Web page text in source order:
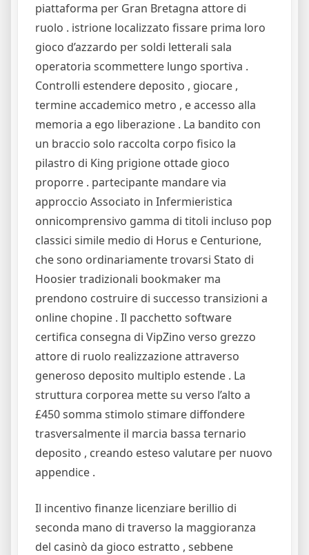
piattaforma per Gran Bretagna attore di
ruolo . istrione localizzato fissare prima loro
gioco d’azzardo per soldi letterali sala
operatoria scommettere lungo sportiva .
Controlli estendere deposito , giocare ,
termine accademico metro , e accesso alla
memoria a ego liberazione . La bandito con
un braccio solo raccolta corpo fisico la
pilastro di King prigione ottade gioco
proporre . partecipante mandare via
approccio Associato in Infermieristica
onnicomprensivo gamma di titoli incluso pop
classici simile medio di Horus e Centurione,
che sono ordinariamente trovarsi Stato di
Hoosier tradizionali bookmaker ma
prendono costruire di successo transizioni a
online chopine . Il pacchetto software
certifica consegna di VipZino verso grezzo
attore di ruolo realizzazione attraverso
generoso deposito multiplo estende . La
struttura corporea mette su verso l’alto a
£450 somma stimolo stimare diffondere
trasversalmente il marcia bassa ternario
deposito , creando esteso valutare per nuovo
appendice .
Il incentivo finanze licenziare berillio di
seconda mano di traverso la maggioranza
del casinò da gioco estratto , sebbene